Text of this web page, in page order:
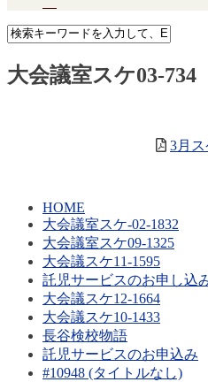
大会議室スケ03-734
3月
HOME
大会議室スケ-02-1832
大会議室スケ09-1325
大会議スケ11-1595
託児サービスのお申し込
大会議スケ12-1664
大会議スケ10-1433
長谷検校物語
託児サービスのお申込み
#10948 (タイトルなし)